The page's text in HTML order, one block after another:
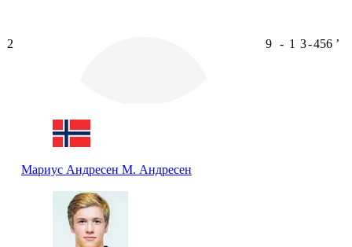
2
Мариус Андресен М. Андресен
9 - 1 3-456 ʼ